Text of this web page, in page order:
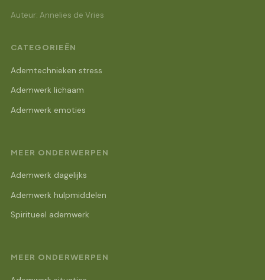
Auteur: Annelies de Vries
CATEGORIEËN
Ademtechnieken stress
Ademwerk lichaam
Ademwerk emoties
MEER ONDERWERPEN
Ademwerk dagelijks
Ademwerk hulpmiddelen
Spiritueel ademwerk
MEER ONDERWERPEN